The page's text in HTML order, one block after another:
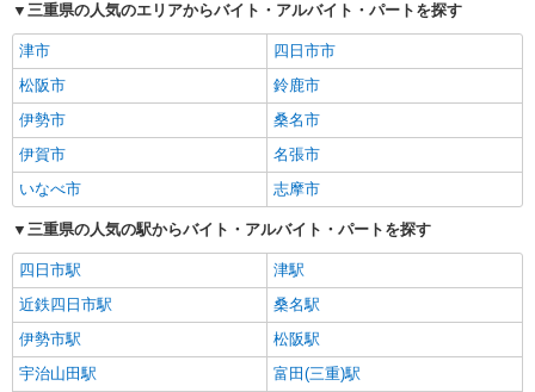
三重県の人気のエリアからバイト・アルバイト・パートを探す
津市
四日市市
松阪市
鈴鹿市
伊勢市
桑名市
伊賀市
名張市
いなべ市
志摩市
三重県の人気の駅からバイト・アルバイト・パートを探す
四日市駅
津駅
近鉄四日市駅
桑名駅
伊勢市駅
松阪駅
宇治山田駅
富田(三重)駅